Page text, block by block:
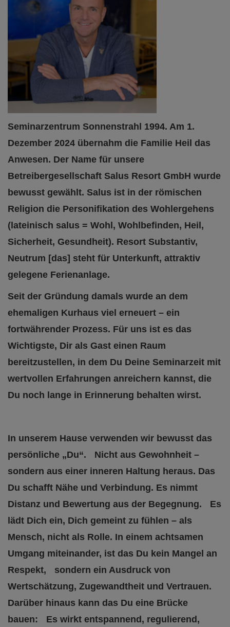
Seminarzentrum Sonnenstrahl 1994. Am 1.
Dezember 2024 übernahm die Familie Heil das
Anwesen. Der Name für unsere
Betreibergesellschaft Salus Resort GmbH wurde
bewusst gewählt. Salus ist in der römischen
Religion die Personifikation des Wohlergehens
(lateinisch salus = Wohl, Wohlbefinden, Heil,
Sicherheit, Gesundheit). Resort Substantiv,
Neutrum [das] steht für Unterkunft, attraktiv
gelegene Ferienanlage.
Seit der Gründung damals wurde an dem
ehemaligen Kurhaus viel erneuert – ein
fortwährender Prozess. Für uns ist es das
Wichtigste, Dir als Gast einen Raum
bereitzustellen, in dem Du Deine Seminarzeit mit
wertvollen Erfahrungen anreichern kannst, die
Du noch lange in Erinnerung behalten wirst.
In unserem Hause verwenden wir bewusst das
persönliche „Du“. Nicht aus Gewohnheit –
sondern aus einer inneren Haltung heraus. Das
Du schafft Nähe und Verbindung. Es nimmt
Distanz und Bewertung aus der Begegnung. Es
lädt Dich ein, Dich gemeint zu fühlen – als
Mensch, nicht als Rolle. In einem achtsamen
Umgang miteinander, ist das Du kein Mangel an
Respekt, sondern ein Ausdruck von
Wertschätzung, Zugewandtheit und Vertrauen.
Darüber hinaus kann das Du eine Brücke
bauen: Es wirkt entspannend, regulierend,